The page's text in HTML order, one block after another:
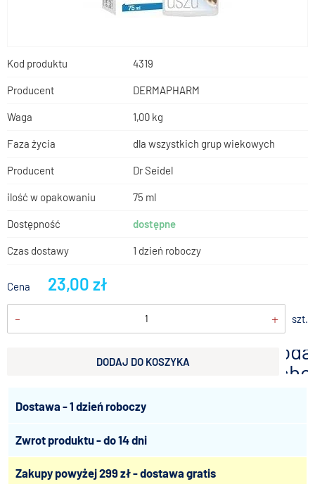
Kod produktu 4319
Producent DERMAPHARM
Waga 1,00 kg
Faza życia dla wszystkich grup wiekowych
Producent Dr Seidel
ilość w opakowaniu 75 ml
Dostępność dostępne
Czas dostawy 1 dzień roboczy
Cena 23,00 zł
- + szt.
DODAJ DO KOSZYKA
Dostawa - 1 dzień roboczy
Zwrot produktu - do 14 dni
Zakupy powyżej 299 zł - dostawa gratis